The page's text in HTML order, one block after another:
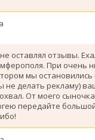
оставлял отзывы.
При очень
мы
не делать рекламу)
От моего
передайте